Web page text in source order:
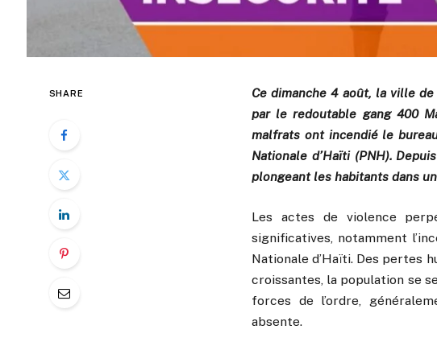
SHARE
Ce dimanche 4 août, la ville
par le redoutable gang 400
malfrats ont incendié le
Nationale d’Haïti (PNH).
plongeant les habitants dans
Les actes de violence
significatives, notamment
Nationale d’Haïti. Des pertes
croissantes, la population se
forces de l’ordre,
absente.